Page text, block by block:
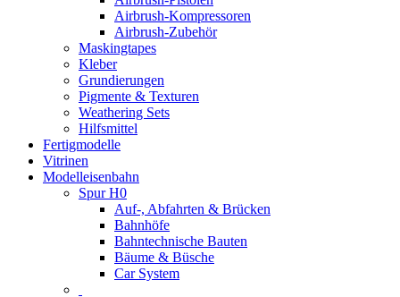
Airbrush-Kompressoren
Airbrush-Zubehör
Maskingtapes
Kleber
Grundierungen
Pigmente & Texturen
Weathering Sets
Hilfsmittel
Fertigmodelle
Vitrinen
Modelleisenbahn
Spur H0
Auf-, Abfahrten & Brücken
Bahnhöfe
Bahntechnische Bauten
Bäume & Büsche
Car System